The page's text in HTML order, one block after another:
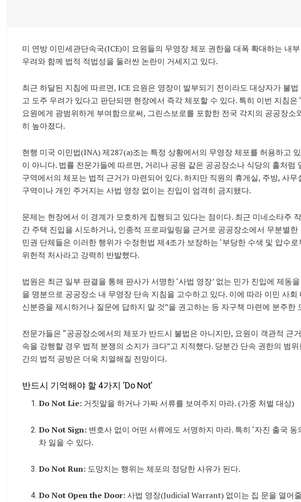
미 연방 이민세관단속국(ICE)이 요원들의 무영장 체포 권한을 대폭 확대하는 내
우려와 함께 법적 적법성을 둘러싼 논란이 거세지고 있다.
최근 하달된 지침에 따르면, ICE 요원은 영장이 발부되기 전이라도 대상자가 불
고 도주 우려가 있다고 판단되면 현장에서 즉각 체포할 수 있다. 특히 이번 지침은
요원에게 광범위하게 부여함으로써, 그린스보로를 포함한 전국 각지의 공공장소
히 높아졌다.
현행 미국 이민법(INA) 제287(a)조는 특정 상황에서의 무영장 체포를 허용하고
이 아니다. 법률 전문가들에 따르면, 거리나 공원 같은 공공장소나 식당의 홀처럼
구역에서의 체포는 법적 근거가 마련되어 있다. 하지만 직원의 휴게실, 주방, 사
구역이나 개인 주거지는 사법 영장 없이는 진입이 엄격히 금지됐다.
문제는 현장에서 이 경계가 모호하게 집행되고 있다는 점이다. 최근 미네소타주
간 주택 진입을 시도하거나, 인종적 프로파일링을 근거로 공공장소에서 무분별
민권 단체들은 이러한 행위가 수정헌법 제4조가 보장하는 ‘부당한 수색 및 압수
위헌적 처사라고 강력히 반발했다.
법원은 최근 일부 판결을 통해 판사가 서명한 ‘사법 영장’ 없는 민가 진입에 제동
을 명분으로 공공장소 내 무영장 단속 지침을 고수하고 있다. 이에 따라 이민 사
신분증을 제시하거나 질문에 답하지 말 것”을 권고하는 등 자구책 마련에 분주한
전문가들은 “공공장소에서의 체포가 반드시 불법은 아니지만, 요원이 객관적 근
속을 강행할 경우 법적 분쟁의 소지가 크다”고 지적했다. 당분간 단속 권한의 범
간의 법적 공방은 더욱 치열해질 전망이다.
반드시 기억해야 할 4가지 ‘Do Not’
Do Not Lie: 거짓말을 하거나 가짜 서류를 보여주지 마라. (가중 처벌 대상)
Do Not Sign: 변호사 없이 어떤 서류에도 서명하지 마라. 특히 ‘자진 출국
차 잃을 수 있다.
Do Not Run: 도망치는 행위는 체포의 정당한 사유가 된다.
Do Not Open the Door:사법 영장(Judicial Warrant) 없이는 집 문을 열어